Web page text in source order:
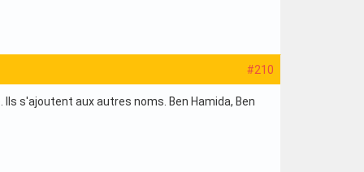
#210
s'ajoutent aux autres noms. Ben Hamida, Ben